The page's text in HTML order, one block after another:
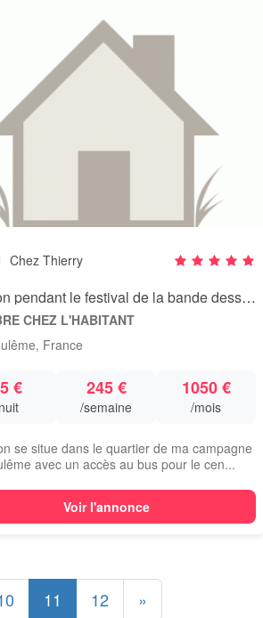
Chez Thierry
Location pendant le festival de la bande dessinée d’Angoulême
CHEZ L'HABITANT
France
€ 245 €
/semaine
1050 €
/mois
se situe dans le quartier de ma campagne
avec un accès au bus pour le cen...
Voir l'annonce
11 12 »